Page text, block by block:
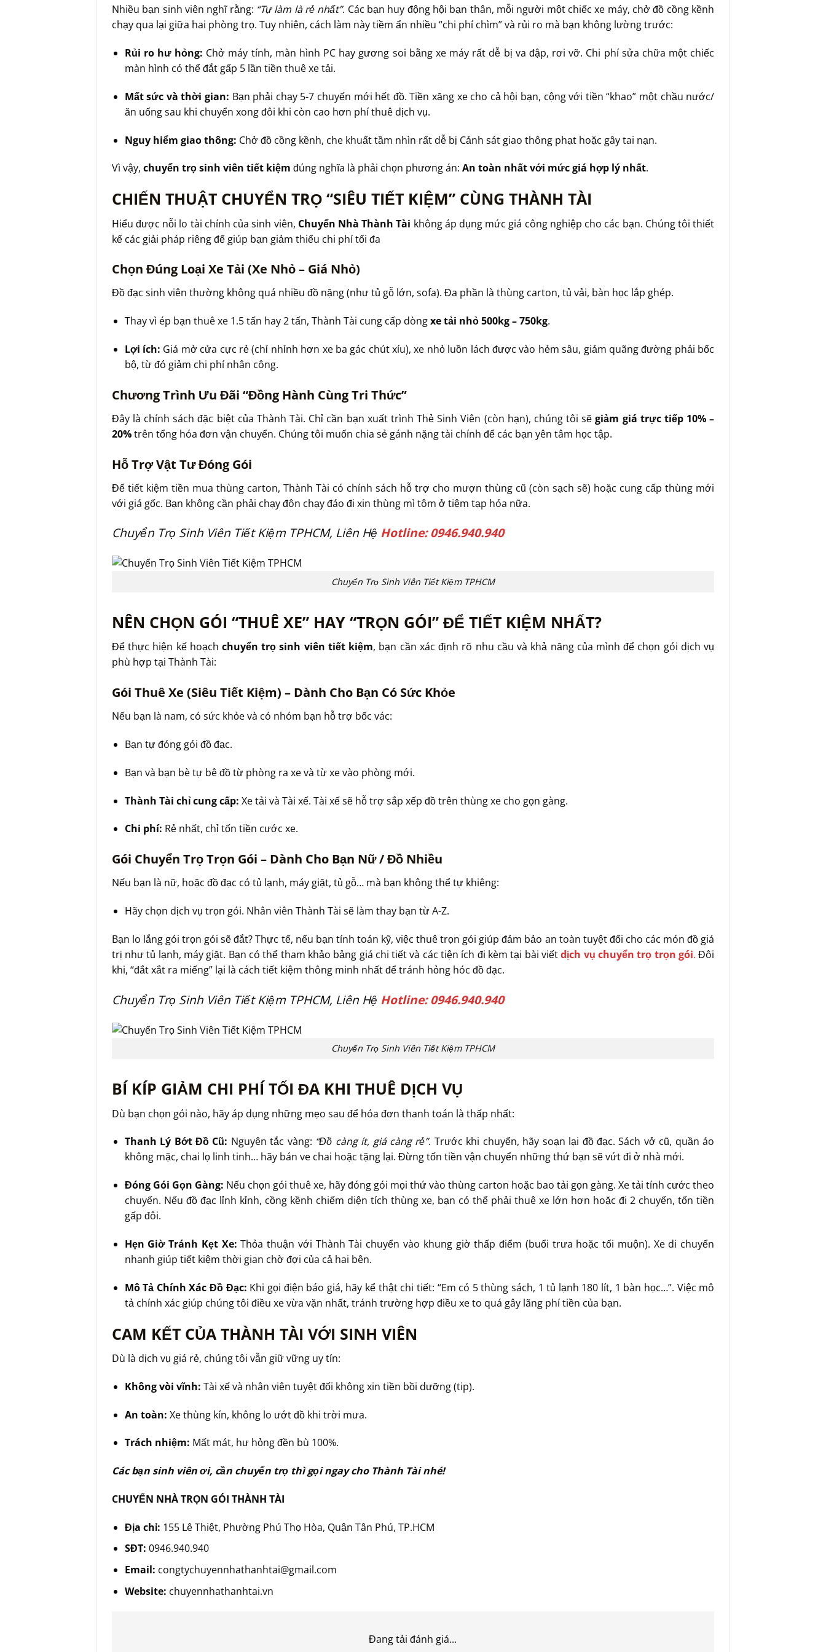
Nhiều bạn sinh viên nghĩ rằng: “Tự làm là rẻ nhất”. Các bạn huy động hội bạn thân, mỗi người một chiếc xe máy, chở đồ cồng kềnh
chạy qua lại giữa hai phòng trọ. Tuy nhiên, cách làm này tiềm ẩn nhiều “chi phí chìm” và rủi ro mà bạn không lường trước:
Rủi ro hư hỏng: Chở máy tính, màn hình PC hay gương soi bằng xe máy rất dễ bị va đập, rơi vỡ. Chi phí sửa chữa một chiếc
màn hình có thể đắt gấp 5 lần tiền thuê xe tải.
Mất sức và thời gian: Bạn phải chạy 5-7 chuyến mới hết đồ. Tiền xăng xe cho cả hội bạn, cộng với tiền “khao” một chầu nước/
ăn uống sau khi chuyển xong đôi khi còn cao hơn phí thuê dịch vụ.
Nguy hiểm giao thông: Chở đồ cồng kềnh, che khuất tầm nhìn rất dễ bị Cảnh sát giao thông phạt hoặc gây tai nạn.
Vì vậy, chuyển trọ sinh viên tiết kiệm đúng nghĩa là phải chọn phương án: An toàn nhất với mức giá hợp lý nhất.
CHIẾN THUẬT CHUYỂN TRỌ “SIÊU TIẾT KIỆM” CÙNG THÀNH TÀI
Hiểu được nỗi lo tài chính của sinh viên, Chuyển Nhà Thành Tài không áp dụng mức giá công nghiệp cho các bạn. Chúng tôi thiết
kế các giải pháp riêng để giúp bạn giảm thiểu chi phí tối đa
Chọn Đúng Loại Xe Tải (Xe Nhỏ – Giá Nhỏ)
Đồ đạc sinh viên thường không quá nhiều đồ nặng (như tủ gỗ lớn, sofa). Đa phần là thùng carton, tủ vải, bàn học lắp ghép.
Thay vì ép bạn thuê xe 1.5 tấn hay 2 tấn, Thành Tài cung cấp dòngxe tải nhỏ 500kg – 750kg.
Lợi ích: Giá mở cửa cực rẻ (chỉ nhỉnh hơn xe ba gác chút xíu), xe nhỏ luồn lách được vào hẻm sâu, giảm quãng đường phải bốc
bộ, từ đó giảm chi phí nhân công.
Chương Trình Ưu Đãi “Đồng Hành Cùng Tri Thức”
Đây là chính sách đặc biệt của Thành Tài. Chỉ cần bạn xuất trình Thẻ Sinh Viên (còn hạn), chúng tôi sẽgiảm giá trực tiếp 10% –
20%trên tổng hóa đơn vận chuyển. Chúng tôi muốn chia sẻ gánh nặng tài chính để các bạn yên tâm học tập.
Hỗ Trợ Vật Tư Đóng Gói
Để tiết kiệm tiền mua thùng carton, Thành Tài có chính sách hỗ trợ cho mượn thùng cũ (còn sạch sẽ) hoặc cung cấp thùng mới
với giá gốc. Bạn không cần phải chạy đôn chạy đáo đi xin thùng mì tôm ở tiệm tạp hóa nữa.
Chuyển Trọ Sinh Viên Tiết Kiệm TPHCM, Liên Hệ Hotline: 0946.940.940
Chuyển Trọ Sinh Viên Tiết Kiệm TPHCM
NÊN CHỌN GÓI “THUÊ XE” HAY “TRỌN GÓI” ĐỂ TIẾT KIỆM NHẤT?
Để thực hiện kế hoạch chuyển trọ sinh viên tiết kiệm, bạn cần xác định rõ nhu cầu và khả năng của mình để chọn gói dịch vụ
phù hợp tại Thành Tài:
Gói Thuê Xe (Siêu Tiết Kiệm) – Dành Cho Bạn Có Sức Khỏe
Nếu bạn là nam, có sức khỏe và có nhóm bạn hỗ trợ bốc vác:
Bạn tự đóng gói đồ đạc.
Bạn và bạn bè tự bê đồ từ phòng ra xe và từ xe vào phòng mới.
Thành Tài chỉ cung cấp: Xe tải và Tài xế. Tài xế sẽ hỗ trợ sắp xếp đồ trên thùng xe cho gọn gàng.
Chi phí: Rẻ nhất, chỉ tốn tiền cước xe.
Gói Chuyển Trọ Trọn Gói – Dành Cho Bạn Nữ / Đồ Nhiều
Nếu bạn là nữ, hoặc đồ đạc có tủ lạnh, máy giặt, tủ gỗ… mà bạn không thể tự khiêng:
Hãy chọn dịch vụ trọn gói. Nhân viên Thành Tài sẽ làm thay bạn từ A-Z.
Bạn lo lắng gói trọn gói sẽ đắt? Thực tế, nếu bạn tính toán kỹ, việc thuê trọn gói giúp đảm bảo an toàn tuyệt đối cho các món đồ giá
trị như tủ lạnh, máy giặt. Bạn có thể tham khảo bảng giá chi tiết và các tiện ích đi kèm tại bài viếtdịch vụ chuyển trọ trọn gói. Đôi
khi, “đắt xắt ra miếng” lại là cách tiết kiệm thông minh nhất để tránh hỏng hóc đồ đạc.
Chuyển Trọ Sinh Viên Tiết Kiệm TPHCM, Liên Hệ Hotline: 0946.940.940
Chuyển Trọ Sinh Viên Tiết Kiệm TPHCM
BÍ KÍP GIẢM CHI PHÍ TỐI ĐA KHI THUÊ DỊCH VỤ
Dù bạn chọn gói nào, hãy áp dụng những mẹo sau để hóa đơn thanh toán là thấp nhất:
Thanh Lý Bớt Đồ Cũ: Nguyên tắc vàng: “Đồ càng ít, giá càng rẻ”. Trước khi chuyển, hãy soạn lại đồ đạc. Sách vở cũ, quần áo
không mặc, chai lọ linh tinh… hãy bán ve chai hoặc tặng lại. Đừng tốn tiền vận chuyển những thứ bạn sẽ vứt đi ở nhà mới.
Đóng Gói Gọn Gàng: Nếu chọn gói thuê xe, hãy đóng gói mọi thứ vào thùng carton hoặc bao tải gọn gàng. Xe tải tính cước theo
chuyến. Nếu đồ đạc lỉnh kỉnh, cồng kềnh chiếm diện tích thùng xe, bạn có thể phải thuê xe lớn hơn hoặc đi 2 chuyến, tốn tiền
gấp đôi.
Hẹn Giờ Tránh Kẹt Xe: Thỏa thuận với Thành Tài chuyển vào khung giờ thấp điểm (buổi trưa hoặc tối muộn). Xe di chuyển
nhanh giúp tiết kiệm thời gian chờ đợi của cả hai bên.
Mô Tả Chính Xác Đồ Đạc: Khi gọi điện báo giá, hãy kể thật chi tiết: “Em có 5 thùng sách, 1 tủ lạnh 180 lít, 1 bàn học…”. Việc mô
tả chính xác giúp chúng tôi điều xe vừa vặn nhất, tránh trường hợp điều xe to quá gây lãng phí tiền của bạn.
CAM KẾT CỦA THÀNH TÀI VỚI SINH VIÊN
Dù là dịch vụ giá rẻ, chúng tôi vẫn giữ vững uy tín:
Không vòi vĩnh: Tài xế và nhân viên tuyệt đối không xin tiền bồi dưỡng (tip).
An toàn: Xe thùng kín, không lo ướt đồ khi trời mưa.
Trách nhiệm: Mất mát, hư hỏng đền bù 100%.
Các bạn sinh viên ơi, cần chuyển trọ thì gọi ngay cho Thành Tài nhé!
CHUYỂN NHÀ TRỌN GÓI THÀNH TÀI
Địa chỉ: 155 Lê Thiệt, Phường Phú Thọ Hòa, Quận Tân Phú, TP.HCM
SĐT: 0946.940.940
Email: congtychuyennhathanhtai@gmail.com
Website: chuyennhathanhtai.vn
Đang tải đánh giá...